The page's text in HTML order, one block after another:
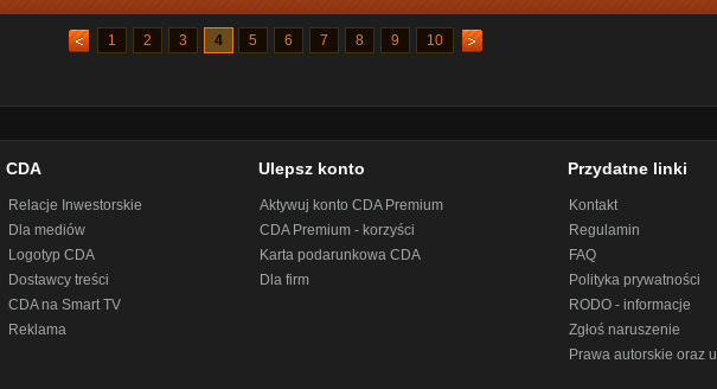
1 2 3 4 5 6 7 8 9 10
CDA
Relacje Inwestorskie
Dla mediów
Logotyp CDA
Dostawcy treści
CDA na Smart TV
Reklama
Ulepsz konto
Aktywuj konto CDA Premium
CDA Premium - korzyści
Karta podarunkowa CDA
Dla firm
Przydatne linki
Kontakt
Regulamin
FAQ
Polityka prywatności
RODO - informacje
Zgłoś naruszenie
Prawa autorskie oraz